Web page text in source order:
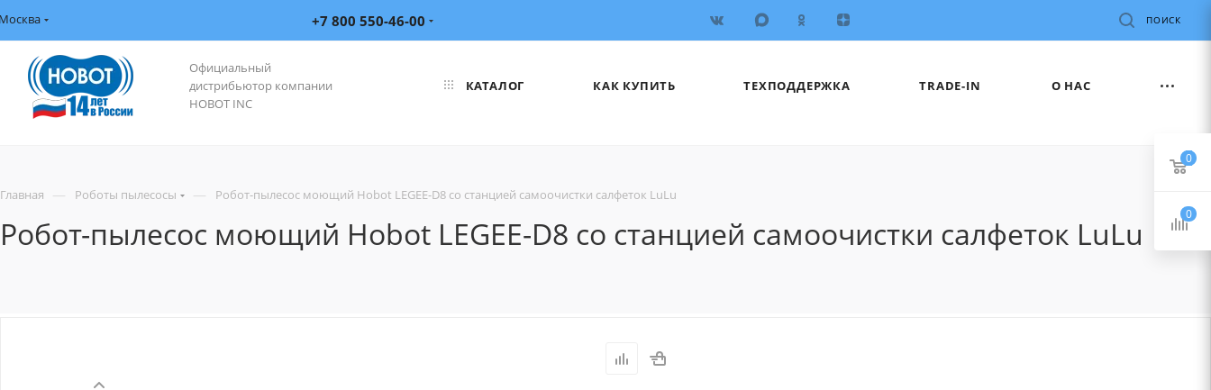
+7 800 550-46-00 ПОИСК
Официальный
дистрибьютор компании
HOBOT INC
КАТАЛОГ КАК КУПИТЬ ТЕХПОДДЕРЖКА TRADE-IN О НАС
Главная — Роботы пылесосы — Робот-пылесос моющий Hobot LEGEE-D8 со станцией самоочистки салфеток LuLu
Робот-пылесос моющий Hobot LEGEE-D8 со станцией самоочистки салфеток LuLu
0
0